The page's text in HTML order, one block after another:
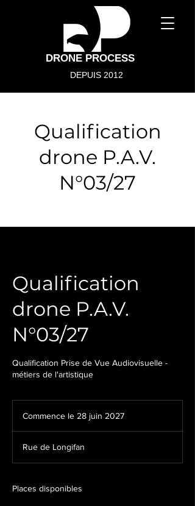
DRONE PROCESS
DEPUIS 2012
Qualification
drone P.A.V.
N°03/27
Qualification
drone P.A.V.
N°03/27
Qualification Prise de Vue Audiovisuelle -
métiers de l'artistique
Commence le 28 juin 2027
e
Rue de Longifan
Places disponibles